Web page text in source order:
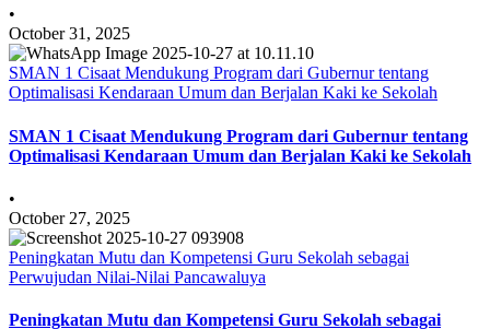
•
October 31, 2025
SMAN 1 Cisaat Mendukung Program dari Gubernur tentang
Optimalisasi Kendaraan Umum dan Berjalan Kaki ke Sekolah
SMAN 1 Cisaat Mendukung Program dari Gubernur tentang
Optimalisasi Kendaraan Umum dan Berjalan Kaki ke Sekolah
•
October 27, 2025
Peningkatan Mutu dan Kompetensi Guru Sekolah sebagai
Perwujudan Nilai-Nilai Pancawaluya
Peningkatan Mutu dan Kompetensi Guru Sekolah sebagai